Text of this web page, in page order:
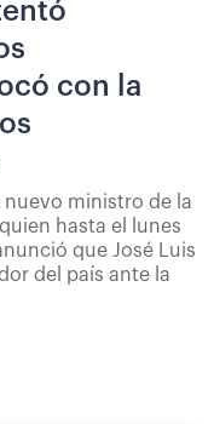
con la
nuevo ministro de la
hasta el lunes
que José Luis
del país ante la